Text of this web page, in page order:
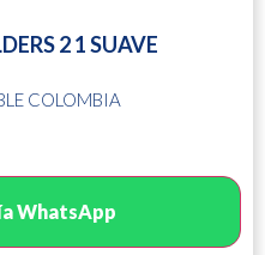
2 1 SUAVE
COLOMBIA
WhatsApp